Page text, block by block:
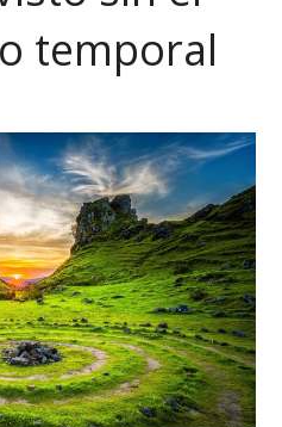
temporal